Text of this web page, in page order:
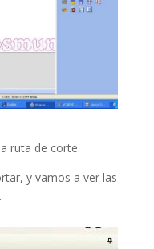
ruta de corte.
y vamos a ver las